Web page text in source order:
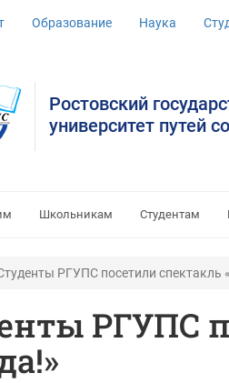
Образование Наука
Ростовский
университет путей
Школьникам Студентам
РГУПС посетили спектакль
РГУПС